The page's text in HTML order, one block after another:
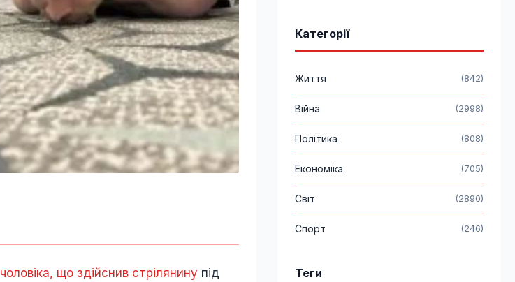
чоловіка, що здійснив стрілянину під
Категорії
Життя (842)
Війна (2998)
Політика (808)
Економіка (705)
Світ (2890)
Спорт (246)
Теги